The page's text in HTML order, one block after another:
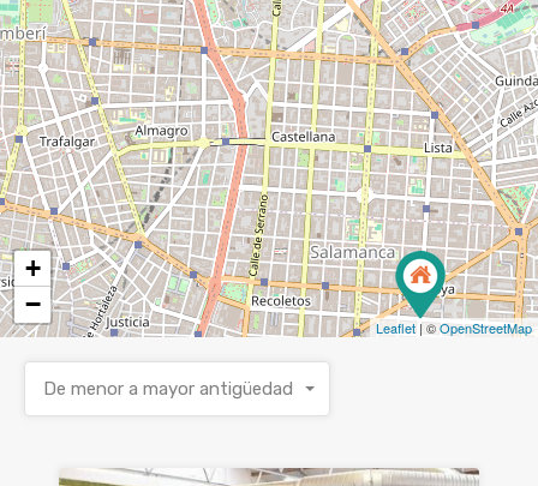
+
−
Leaflet | ©OpenStreetMap
De menor a mayor antigüedad